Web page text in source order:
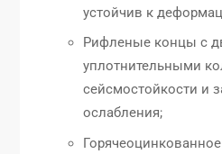
устойчив к
Рифленые концы с
уплотнительными
сейсмостойкости и
ослабления;